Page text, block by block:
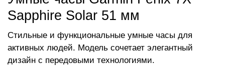
Sapphire Solar 51 мм
Стильные и функциональные умные часы для
активных людей. Модель сочетает элегантный
дизайн с передовыми технологиями.